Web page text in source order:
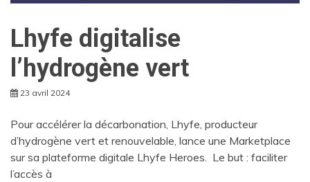
Lhyfe digitalise
l’hydrogène vert
23 avril 2024
Pour accélérer la décarbonation, Lhyfe, producteur
d’hydrogène vert et renouvelable, lance une Marketplace
sur sa plateforme digitale Lhyfe Heroes. Le but : faciliter
l’accès à